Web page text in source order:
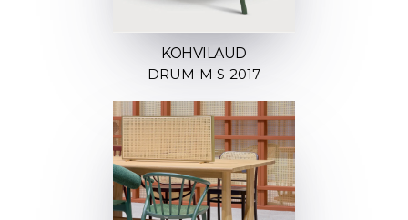
KOHVILAUD
DRUM-M S-2017